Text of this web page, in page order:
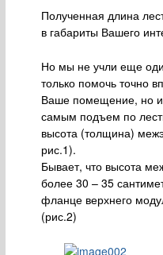
Полученная длина
в габариты Вашего
Но мы не учли еще
только помочь точно
Ваше помещение, но
самым подъем по
высота (толщина)
рис.1).
Бывает, что высота
более 30 – 35
фланце верхнего
(рис.2)